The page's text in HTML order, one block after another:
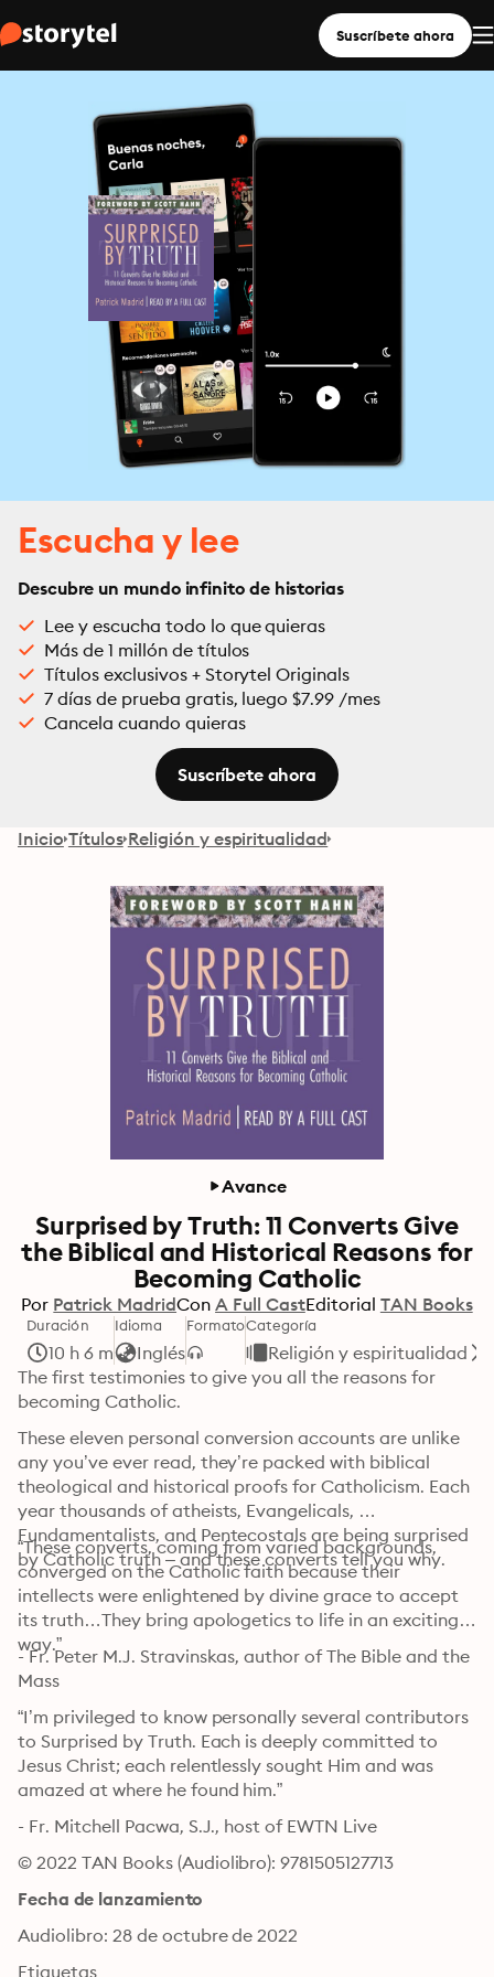
Suscríbete ahora
Escucha y lee
Descubre un mundo infinito de historias
Lee y escucha todo lo que quieras
Más de 1 millón de títulos
Títulos exclusivos + Storytel Originals
7 días de prueba gratis, luego $7.99 /mes
Cancela cuando quieras
Suscríbete ahora
Inicio Títulos Religión y espiritualidad
Avance
Surprised by Truth: 11 Converts Give
the Biblical and Historical Reasons for
Becoming Catholic
Por Patrick MadridCon A Full CastEditorial TAN Books
Duración
10 h 6 m
Idioma
Inglés
FormatoCategoría
Religión y espiritualidad
The first testimonies to give you all the reasons for
becoming Catholic.
These eleven personal conversion accounts are unlike
any you’ve ever read, they’re packed with biblical
theological and historical proofs for Catholicism. Each
year thousands of atheists, Evangelicals,
Fundamentalists, and Pentecostals are being surprised
by Catholic truth – and these converts tell you why.
“These converts, coming from varied backgrounds,
converged on the Catholic faith because their
intellects were enlightened by divine grace to accept
its truth…They bring apologetics to life in an exciting
way.”
- Fr. Peter M.J. Stravinskas, author of The Bible and the
Mass
“I’m privileged to know personally several contributors
to Surprised by Truth. Each is deeply committed to
Jesus Christ; each relentlessly sought Him and was
amazed at where he found him.”
- Fr. Mitchell Pacwa, S.J., host of EWTN Live
© 2022 TAN Books (Audiolibro): 9781505127713
Fecha de lanzamiento
Audiolibro: 28 de octubre de 2022
Etiquetas